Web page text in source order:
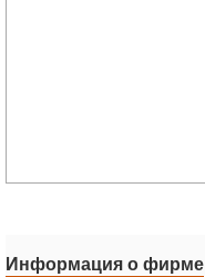
Информация о фирме